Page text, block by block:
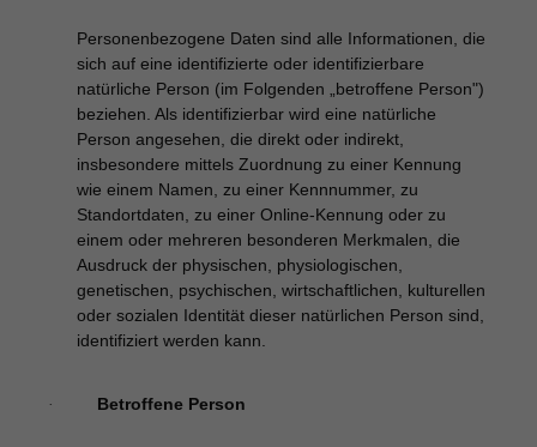
Personenbezogene Daten sind alle Informationen, die
sich auf eine identifizierte oder identifizierbare
natürliche Person (im Folgenden „betroffene Person")
beziehen. Als identifizierbar wird eine natürliche
Person angesehen, die direkt oder indirekt,
insbesondere mittels Zuordnung zu einer Kennung
wie einem Namen, zu einer Kennnummer, zu
Standortdaten, zu einer Online-Kennung oder zu
einem oder mehreren besonderen Merkmalen, die
Ausdruck der physischen, physiologischen,
genetischen, psychischen, wirtschaftlichen, kulturellen
oder sozialen Identität dieser natürlichen Person sind,
identifiziert werden kann.
· Betroffene Person